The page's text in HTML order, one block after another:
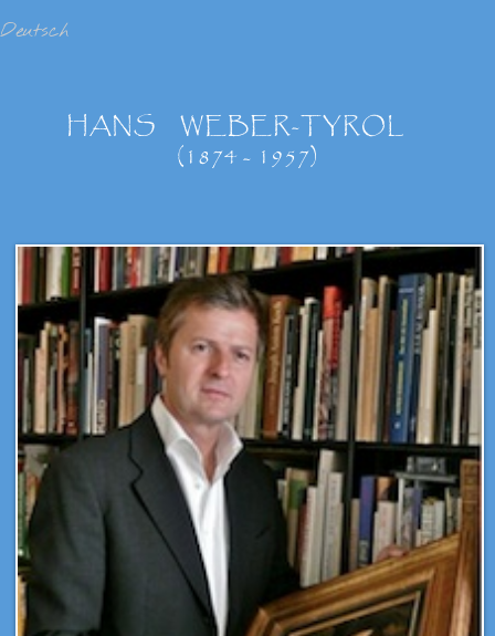
Deutsch
HANS
WEBER-TYROL
(1874 - 1957)